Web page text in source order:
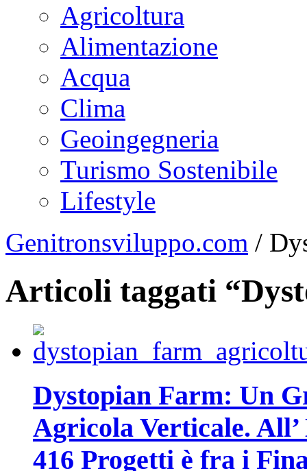
Agricoltura
Alimentazione
Acqua
Clima
Geoingegneria
Turismo Sostenibile
Lifestyle
Genitronsviluppo.com /
Articoli taggati
Dystopian Farm: Un
Agricola Verticale.
416 Progetti è fra i